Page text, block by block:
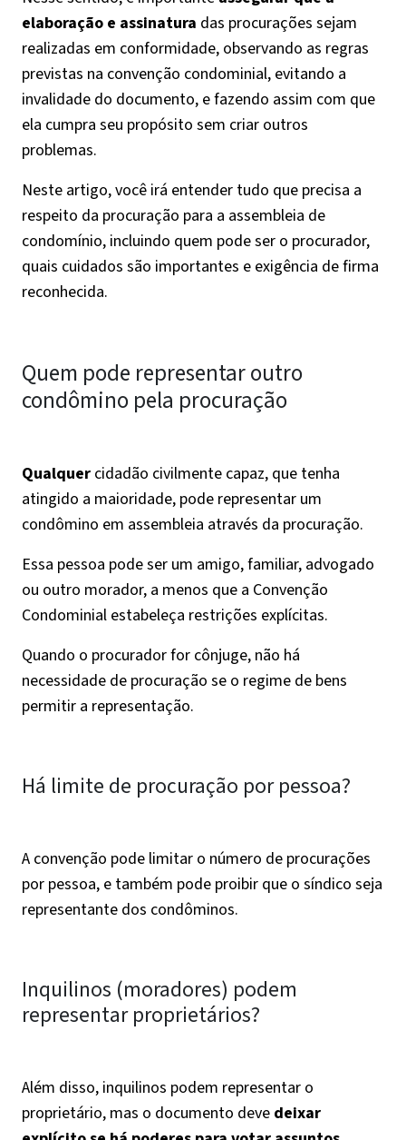
elaboração e assinatura das procurações sejam
realizadas em conformidade, observando as regras
previstas na convenção condominial, evitando a
invalidade do documento, e fazendo assim com que
ela cumpra seu propósito sem criar outros
problemas.
Neste artigo, você irá entender tudo que precisa a
respeito da procuração para a assembleia de
condomínio, incluindo quem pode ser o procurador,
quais cuidados são importantes e exigência de firma
reconhecida.
Quem pode representar outro
condômino pela procuração
Qualquer cidadão civilmente capaz, que tenha
atingido a maioridade, pode representar um
condômino em assembleia através da procuração.
Essa pessoa pode ser um amigo, familiar, advogado
ou outro morador, a menos que a Convenção
Condominial estabeleça restrições explícitas.
Quando o procurador for cônjuge, não há
necessidade de procuração se o regime de bens
permitir a representação.
Há limite de procuração por pessoa?
A convenção pode limitar o número de procurações
por pessoa, e também pode proibir que o síndico seja
representante dos condôminos.
Inquilinos (moradores) podem
representar proprietários?
Além disso, inquilinos podem representar o
proprietário, mas o documento deve deixar